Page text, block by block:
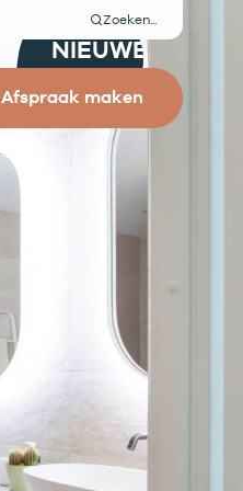
Zoeken
Afspraak maken
NIEUWE
EDITIE